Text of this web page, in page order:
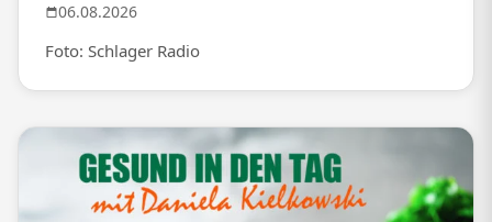
06.08.2026
Foto: Schlager Radio